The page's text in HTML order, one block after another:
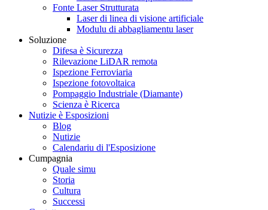
Fonte Laser Strutturata
Laser di linea di visione artificiale
Modulu di abbagliamentu laser
Soluzione
Difesa è Sicurezza
Rilevazione LiDAR remota
Ispezione Ferroviaria
Ispezione fotovoltaica
Pompaggio Industriale (Diamante)
Scienza è Ricerca
Nutizie è Esposizioni
Blog
Nutizie
Calendariu di l'Esposizione
Cumpagnia
Quale simu
Storia
Cultura
Successi